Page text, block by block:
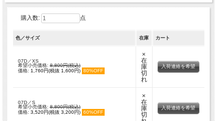
購入数: 点
色／サイズ 在庫 カート
07D／XS
希望小売価格:8,800円(税込)
価格: 1,760円(税抜 1,600円) 80%OFF
×
在
庫
切
れ
入荷連絡を希望
07D／S
希望小売価格:8,800円(税込)
価格: 3,520円(税抜 3,200円) 60%OFF
×
在
庫
切
入荷連絡を希望